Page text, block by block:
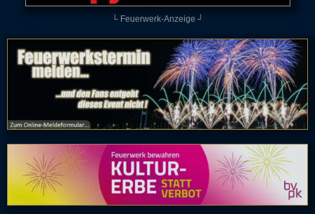
└ Feuerwerk-Anzeige ┘